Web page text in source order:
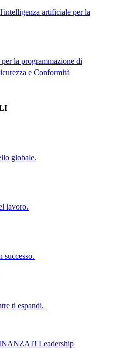
artificiale per la
la programmazione di
e Conformità​​
globale.​​
lavoro.​​
successo.​​
ti espandi.​​
IT​​Leadership​​